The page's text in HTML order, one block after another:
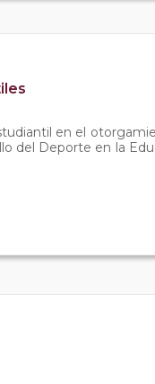
en el
del Deporte en la